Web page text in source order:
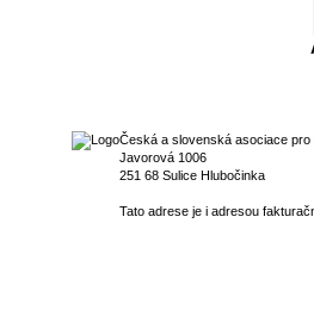
Česká a slovenská asociace
Javorová 1006
251 68 Sulice Hlubočinka
Tato adrese je i adresou